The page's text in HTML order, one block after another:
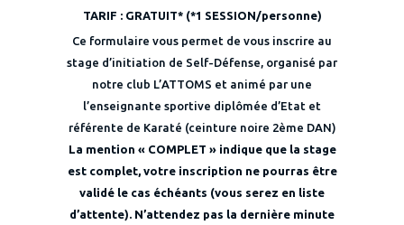
TARIF : GRATUIT* (*1 SESSION/personne)
Ce formulaire vous permet de vous inscrire au
stage d’initiation de Self-Défense, organisé par
notre club L’ATTOMS et animé par une
l’enseignante sportive diplômée d’Etat et
référente de Karaté (ceinture noire 2ème DAN)
La mention « COMPLET » indique que la stage
est complet, votre inscription ne pourras être
validé le cas échéants (vous serez en liste
d’attente). N’attendez pas la dernière minute